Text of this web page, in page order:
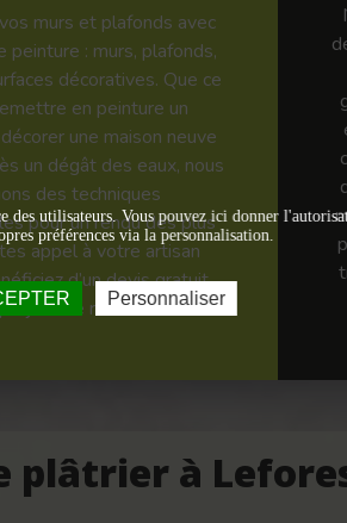
murs et plafonds avec
peinture : murs, plafonds,
décoratives. Que ce
en peinture un
une maison neuve
un dégât des eaux, nous
des techniques
pour un rendu des plus
appel à votre artisan
d’un devis gratuit
de rénovation.
plâtrier à
des utilisateurs. Vous pouvez ici donner
préférences via la personnalisation.
Personnaliser